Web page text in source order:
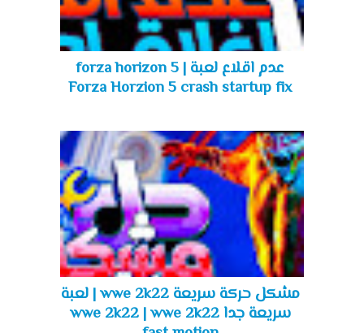
عدم اقلاع لعبة forza horizon 5 |
Forza Horzion 5 crash startup fix
مشكل حركة سريعة wwe 2k22 | لعبة
سريعة جدا wwe 2k22 | wwe 2k22